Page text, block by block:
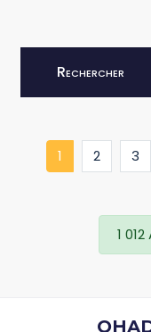
Rechercher
1 (current)
2 3
1